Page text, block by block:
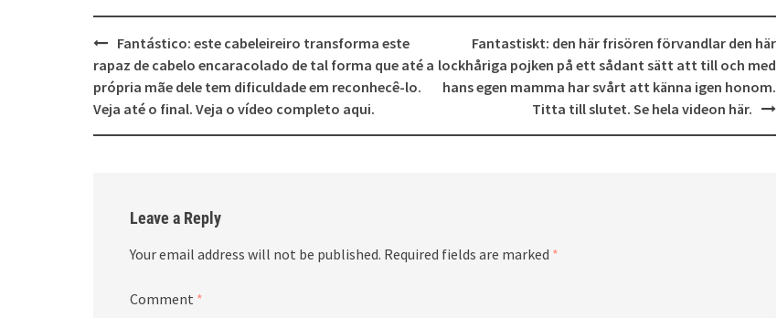
Post
navigation
Fantástico: este cabeleireiro transforma este
rapaz de cabelo encaracolado de tal forma que até a
própria mãe dele tem dificuldade em reconhecê-lo.
Veja até o final. Veja o vídeo completo aqui.
Fantastiskt: den här frisören förvandlar den här
lockhåriga pojken på ett sådant sätt att till och med
hans egen mamma har svårt att känna igen honom.
Titta till slutet. Se hela videon här.
Leave a Reply
Your email address will not be published. Required fields are marked *
Comment *